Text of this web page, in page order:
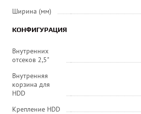
Ширина (мм)
КОНФИГУРАЦИЯ
Внутренних
отсеков 2,5"
Внутренняя
корзина для
HDD
Крепление HDD